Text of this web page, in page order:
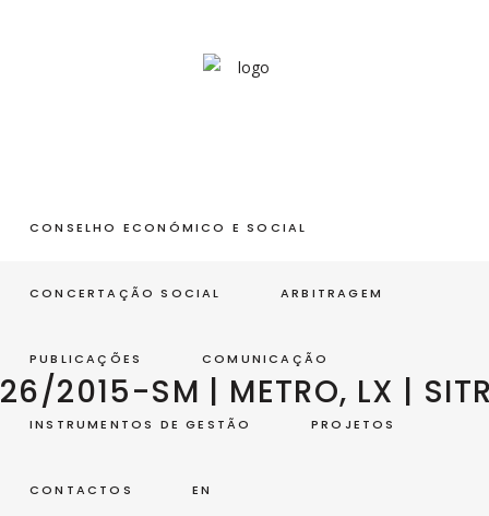
CONSELHO ECONÓMICO E SOCIAL
CONCERTAÇÃO SOCIAL ARBITRAGEM
PUBLICAÇÕES COMUNICAÇÃO
INSTRUMENTOS DE GESTÃO PROJETOS
CONTACTOS EN
26/2015-SM | METRO, LX |